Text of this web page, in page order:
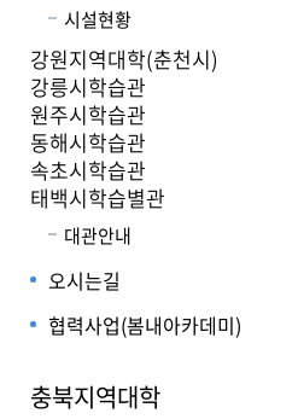
시설현황
강원지역대학(춘천시)
강릉시학습관
원주시학습관
동해시학습관
속초시학습관
태백시학습별관
대관안내
오시는길
협력사업(봄내아카데미)
충북지역대학